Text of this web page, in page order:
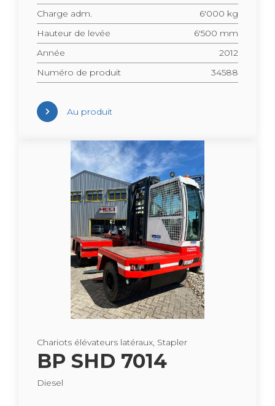
Charge adm.
6'000 kg
Hau­teur de levée
6'500 mm
Année
2012
Numéro de pro­duit
34588
Au pro­duit
Cha­riots élé­va­teurs laté­raux, Sta­pler
BP SHD 7014
Die­sel